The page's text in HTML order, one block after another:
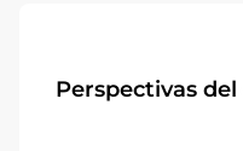
Perspectivas